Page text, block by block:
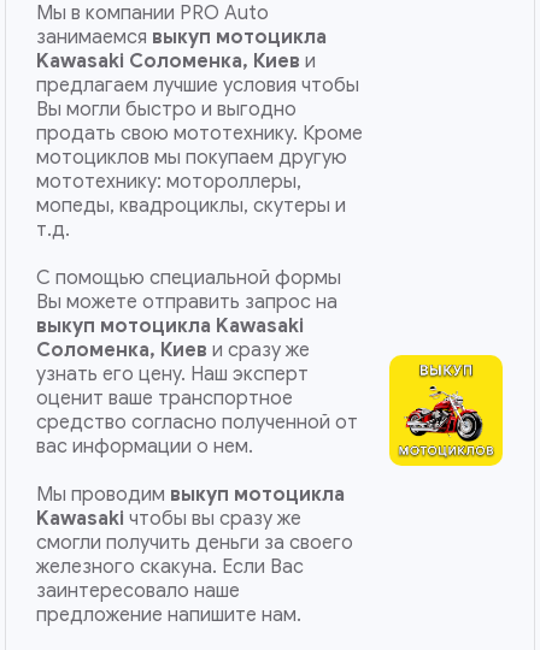
Мы в компании PRO Auto
занимаемся выкуп мотоцикла
Kawasaki Соломенка, Киев и
предлагаем лучшие условия чтобы
Вы могли быстро и выгодно
продать свою мототехнику. Кроме
мотоциклов мы покупаем другую
мототехнику: мотороллеры,
мопеды, квадроциклы, скутеры и
т.д.
С помощью специальной формы
Вы можете отправить запрос на
выкуп мотоцикла Kawasaki
Соломенка, Киев и сразу же
узнать его цену. Наш эксперт
оценит ваше транспортное
средство согласно полученной от
вас информации о нем.
Мы проводим выкуп мотоцикла
Kawasaki чтобы вы сразу же
смогли получить деньги за своего
железного скакуна. Если Вас
заинтересовало наше
предложение напишите нам.